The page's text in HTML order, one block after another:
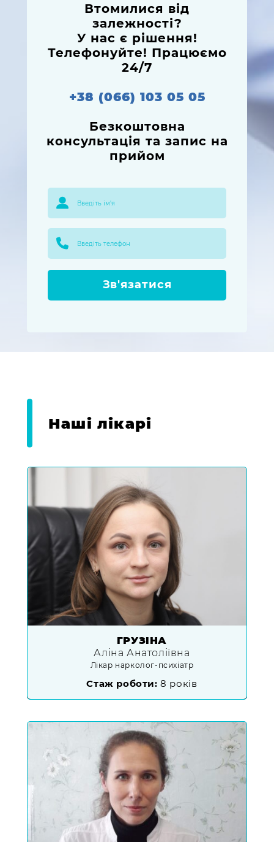
Втомилися від
залежності?
У нас є рішення!
Телефонуйте! Працюємо
24/7
+38 (066) 103 05 05
Безкоштовна
консультація та запис на
прийом
Зв'язатися
Наші лікарі
ГРУЗІНА
Аліна Анатоліївна
Лікар нарколог-психіатр
Стаж роботи: 8 років